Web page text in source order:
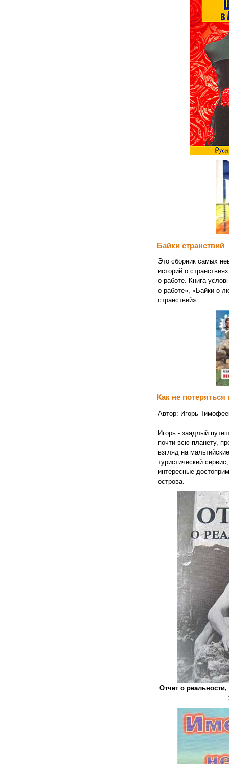
Байки странствий
Это сборник самых
историй о
о работе. Книга
о работе», «Байки о
странствий».
Как не потеряться
Автор: Игорь
Игорь - заядлый
почти всю планету,
взгляд на
туристический
интересные
острова.
Отчет о